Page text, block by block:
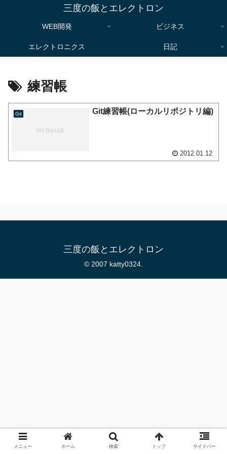
三度の飯とエレクトロン
WEB開発 ビジネス
エレクトロニクス 日記
練習帳
Git Git練習帳(ローカルリポジトリ編)
2012.01.12
三度の飯とエレクトロン
© 2007 katty0324.
メニュー ホーム 検索 トップ サイドバー